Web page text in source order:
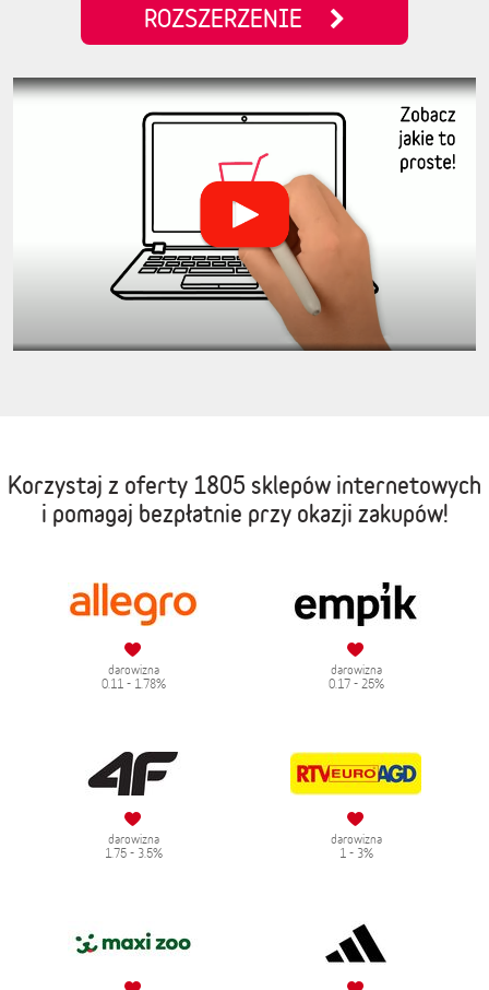
ROZSZERZENIE
Korzystaj z oferty 1805 sklepów internetowych
i pomagaj bezpłatnie przy okazji zakupów!
darowizna
0.11 - 1.78%
darowizna
0.17 - 25%
darowizna
1.75 - 3.5%
darowizna
1 - 3%